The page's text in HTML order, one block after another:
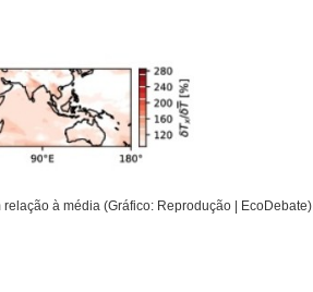
à média (Gráfico: Reprodução | EcoDebate)